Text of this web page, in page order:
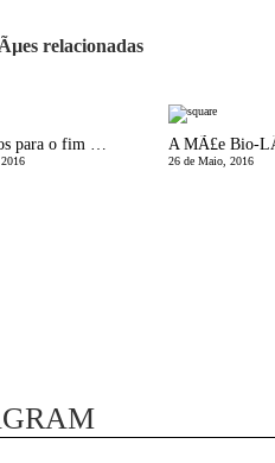
relacionadas
26 de Maio, 2016